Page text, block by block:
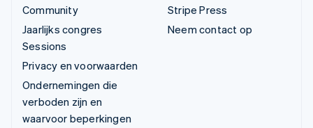
Community
Jaarlijks congres
Sessions
Privacy en voorwaarden
Ondernemingen die
verboden zijn en
waarvoor beperkingen
Stripe Press
Neem contact op